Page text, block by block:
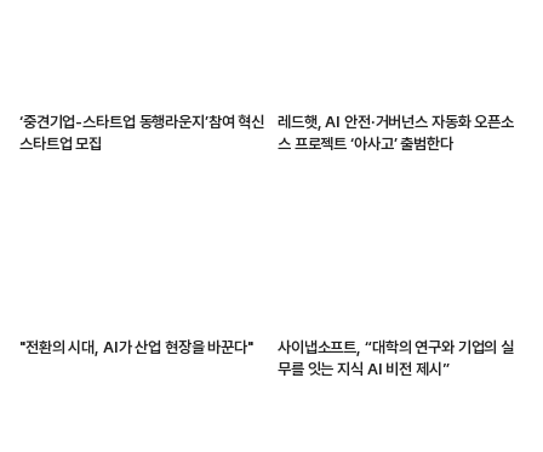
‘중견기업-스타트업 동행라운지’참여 혁신
스타트업 모집
레드햇, AI 안전·거버넌스 자동화 오픈소
스 프로젝트 ‘아사고’ 출범한다
"전환의 시대, AI가 산업 현장을 바꾼다"
사이냅소프트, “대학의 연구와 기업의 실
무를 잇는 지식 AI 비전 제시”